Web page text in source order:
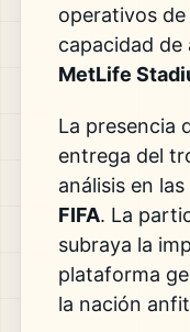
operativos de
capacidad
MetLife
La presencia
entrega del
análisis en
FIFA. La
subraya la
plataforma
la nación